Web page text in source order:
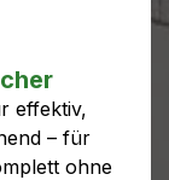
effektiv,
– für
ohne